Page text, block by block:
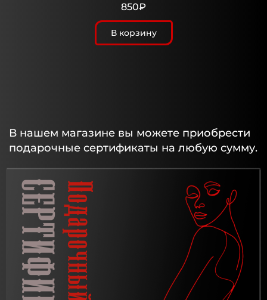
850₽
В корзину
В нашем магазине вы можете приобрести
подарочные сертификаты на любую сумму.